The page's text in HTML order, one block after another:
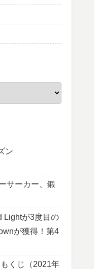
ン
サーカー、鍛
Lightが3度目の
が獲得！第4
くじ（2021年